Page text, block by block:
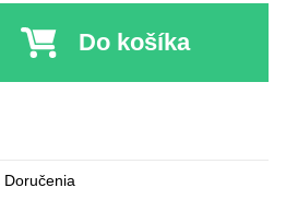
Do košíka
Doručenia